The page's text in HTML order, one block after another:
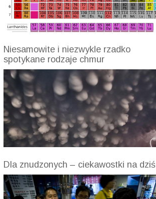
Niesamowite i niezwykle rzadko
spotykane rodzaje chmur
Dla znudzonych – ciekawostki na dziś